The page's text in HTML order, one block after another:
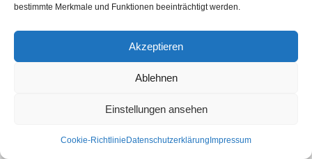
bestimmte Merkmale und Funktionen beeinträchtigt werden.
Akzeptieren
Ablehnen
Einstellungen ansehen
Cookie-Richtlinie Datenschutzerklärung Impressum
Datenschutzerklärung
© Öztürk Gazetesi 1986 – 2026